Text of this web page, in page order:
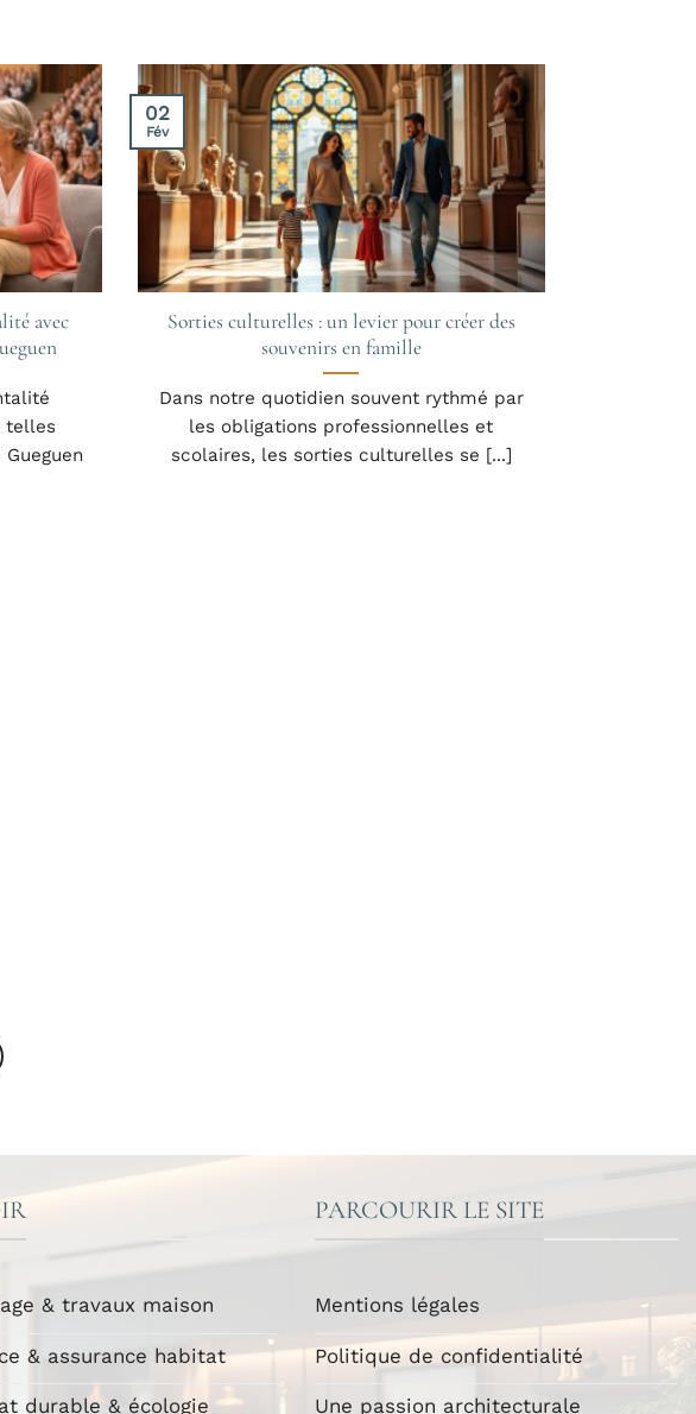
avec
telles
Sorties culturelles : un levier pour créer des
souvenirs en famille
Dans notre quotidien souvent rythmé par
les obligations professionnelles et
scolaires, les sorties culturelles se [...]
02
Fév
& travaux maison
& assurance habitat
durable & écologie
PARCOURIR LE SITE
Mentions légales
Politique de confidentialité
Une passion architecturale